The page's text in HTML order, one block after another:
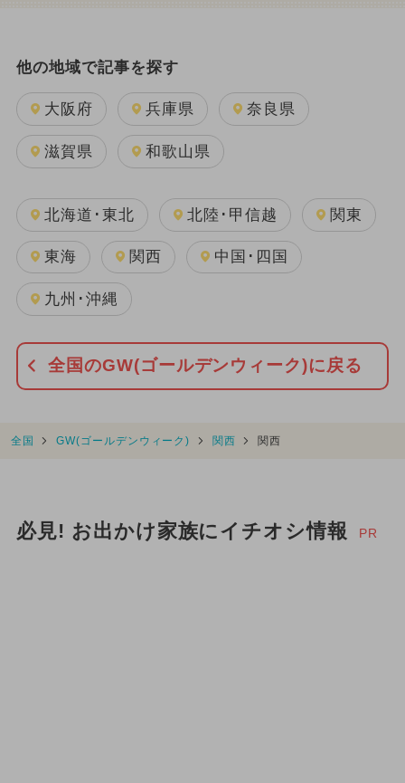
他の地域で記事を探す
大阪府 兵庫県 奈良県
滋賀県 和歌山県
北海道･東北 北陸･甲信越 関東
東海 関西 中国･四国
九州･沖縄
全国のGW(ゴールデンウィーク)に戻る
全国 GW(ゴールデンウィーク) 関西 関西
必見! お出かけ家族にイチオシ情報 PR